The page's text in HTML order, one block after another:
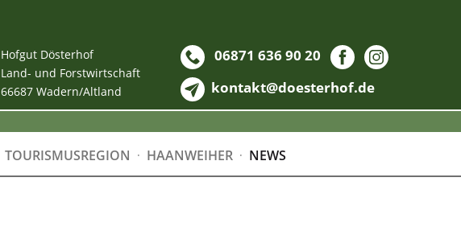
Hofgut Dösterhof
Land- und Forstwirtschaft
66687 Wadern/Altland
06871 636 90 20
kontakt@doesterhof.de
TOURISMUSREGION HAANWEIHER NEWS